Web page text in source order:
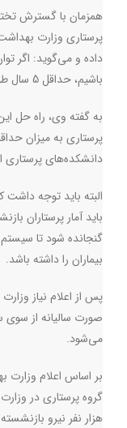
همزمان با گسترش
باشیم، حداقل 5 سال طول می کشد که به وضعیت بهتری برسیم‌
به گفته وی، راه حل
دانشکده‌های
البته باید توجه
باید آمار پرستاران
گنجانده شود تا
بیماران را داشته باشد.
پس از اعلام نیاز
صورت سالیانه از سوی
می‌شود.
گروه پرستاری در
هزار نفر نیرو